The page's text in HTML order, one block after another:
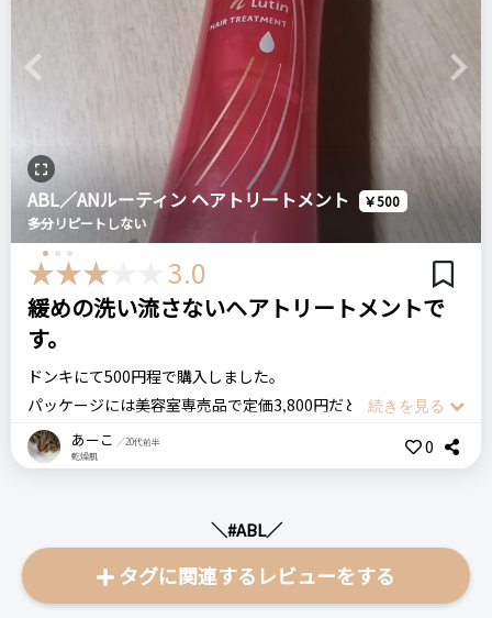
Previous Next
ABL／ANルーティン ヘアトリートメント
￥500
多分リピートしない
3.0
緩めの洗い流さないヘアトリートメントで
す。
ドンキにて500円程で購入しました。
パッケージには美容室専売品で定価3,800円だと書かれている
ので、500円というのはかなりお得だと思います。
洗い流さないタイプのヘアトリートメントです。
いタイプで、手に出すとちょっと垂れます。
緩いからかしっとりというよりも少しさらっとしてる感じで、
ベタベタが嫌な方やぺたんとするのが嫌だという方におすすめ
です。
あーこ ／20代前半
乾燥肌
0
＼#ABL／
タグに関連するレビューをする